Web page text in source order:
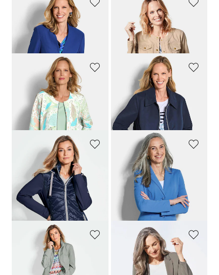
99,95 €159,95 €
GOLDNER
Jacke
89,95 €139,95 €
Jersey-Jacke mit Ottomanstruktur
119,95 €
30-Tage-Bestpreis**: 79,95 € (-12%)
GOLDNER
Leichte Jacke im Blouson-Stil
99,95 €
149,95 €
Jacke mit Stehkragen
99,95 €169,95 €
30-Tage-Bestpreis**: 119,95 €
GOLDNER
Jersey-Blazer mit Reverskragen
79,95 € 99,95 €
Modische Übergangsjacke
139,95 €
GOLDNER
149,95 €